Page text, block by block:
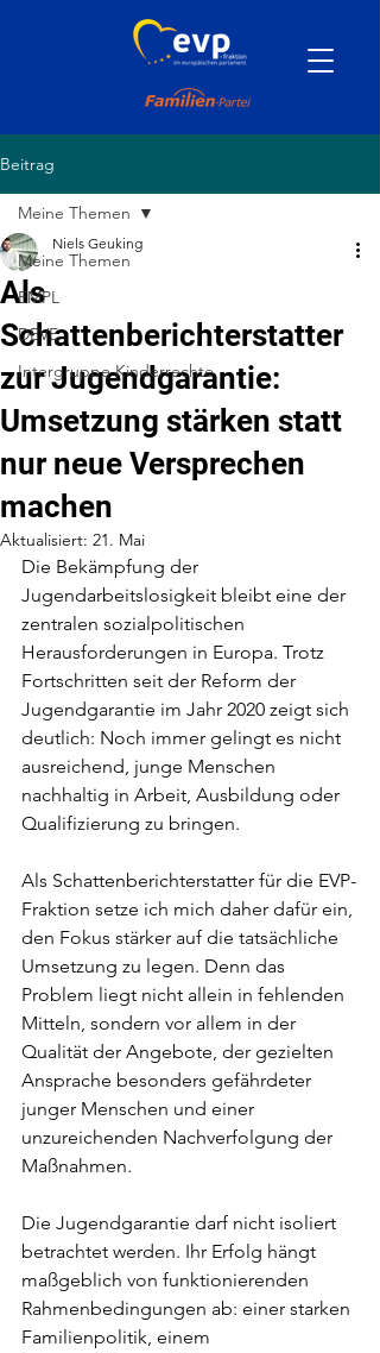
Beitrag
Meine Themen
EMPL
DEVE
Intergruppe Kinderrechte
Meine Themen
Als
Schattenberichterstatter
zur Jugendgarantie:
Umsetzung stärken statt
nur neue Versprechen
machen
Niels Geuking
Aktualisiert: 21. Mai
Die Bekämpfung der
Jugendarbeitslosigkeit bleibt eine der
zentralen sozialpolitischen
Herausforderungen in Europa. Trotz
Fortschritten seit der Reform der
Jugendgarantie im Jahr 2020 zeigt sich
deutlich: Noch immer gelingt es nicht
ausreichend, junge Menschen
nachhaltig in Arbeit, Ausbildung oder
Qualifizierung zu bringen.
Als Schattenberichterstatter für die EVP-
Fraktion setze ich mich daher dafür ein,
den Fokus stärker auf die tatsächliche
Umsetzung zu legen. Denn das
Problem liegt nicht allein in fehlenden
Mitteln, sondern vor allem in der
Qualität der Angebote, der gezielten
Ansprache besonders gefährdeter
junger Menschen und einer
unzureichenden Nachverfolgung der
Maßnahmen.
Die Jugendgarantie darf nicht isoliert
betrachtet werden. Ihr Erfolg hängt
maßgeblich von funktionierenden
Rahmenbedingungen ab: einer starken
Familienpolitik, einem